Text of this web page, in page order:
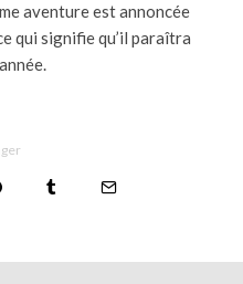
aventure est annoncée
qui signifie qu’il paraîtra